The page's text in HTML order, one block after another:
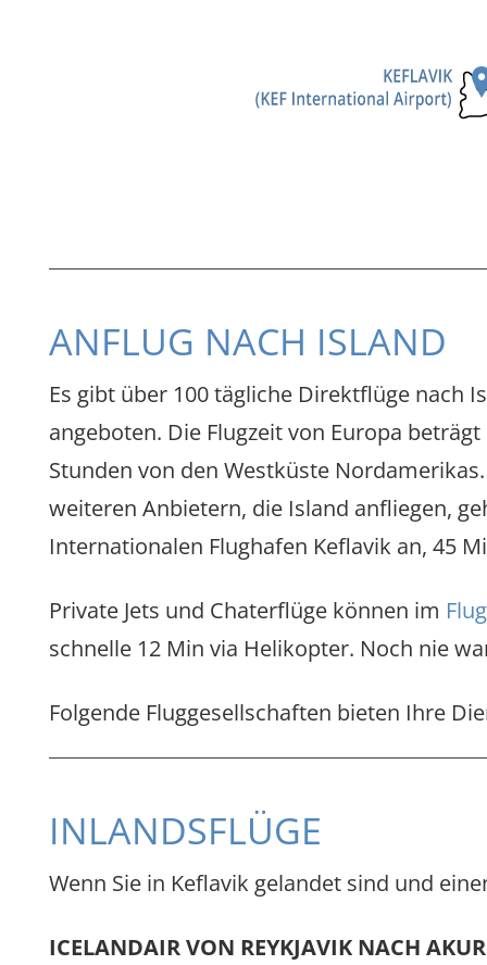
ANFLUG NACH ISLAND
Es gibt über 100 tägliche Direktflüge nach
angeboten. Die Flugzeit von Europa
Stunden von den Westküste
weiteren Anbietern, die Island anfliegen,
Internationalen Flughafen Keflavik an, 45
Private Jets und Chaterflüge können im
schnelle 12 Min via Helikopter. Noch nie
Folgende Fluggesellschaften bieten Ihre
INLANDSFLÜGE
Wenn Sie in Keflavik gelandet sind und
ICELANDAIR VON REYKJAVIK NACH